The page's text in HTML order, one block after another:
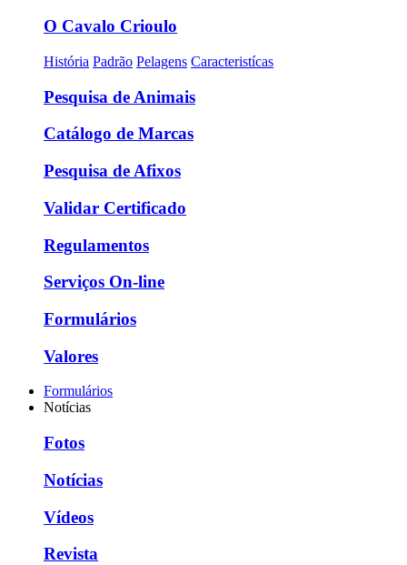
O Cavalo Crioulo
História Padrão Pelagens Caracteristícas
Pesquisa de Animais
Catálogo de Marcas
Pesquisa de Afixos
Validar Certificado
Regulamentos
Serviços On-line
Formulários
Valores
Formulários
Notícias
Fotos
Notícias
Vídeos
Revista